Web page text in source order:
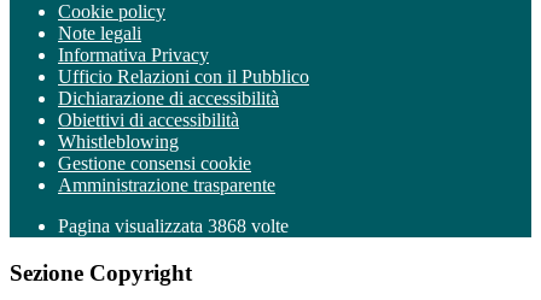
Cookie policy
Note legali
Informativa Privacy
Ufficio Relazioni con il Pubblico
Dichiarazione di accessibilità
Obiettivi di accessibilità
Whistleblowing
Gestione consensi cookie
Amministrazione trasparente
Pagina visualizzata 3868 volte
Sezione Copyright